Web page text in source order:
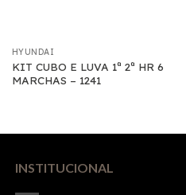
HYUNDAI
KIT CUBO E LUVA 1ª 2ª HR 6
MARCHAS – 1241
INSTITUCIONAL